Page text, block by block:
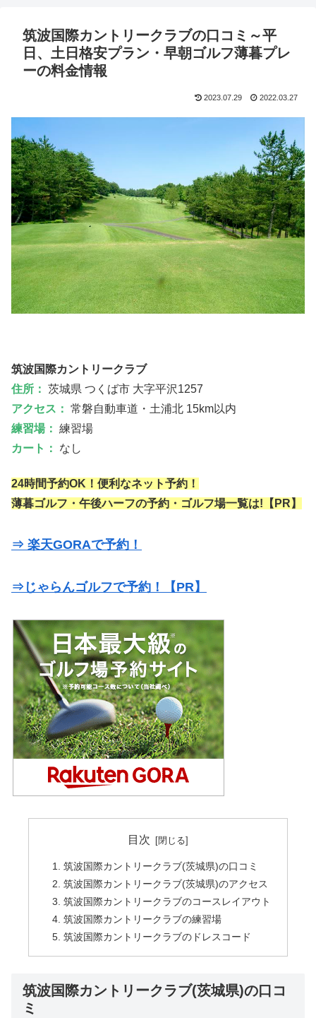
筑波国際カントリークラブの口コミ～平
日、土日格安プラン・早朝ゴルフ薄暮プレ
ーの料金情報
2023.07.29 2022.03.27
筑波国際カントリークラブ
住所： 茨城県 つくば市 大字平沢1257
アクセス： 常磐自動車道・土浦北 15km以内
練習場： 練習場
カート：
なし
24時間予約OK！便利なネット予約！
薄暮ゴルフ・午後ハーフの予約・ゴルフ場一覧は!【PR】
⇒ 楽天GORAで予約！
⇒じゃらんゴルフで予約！【PR】
目次
筑波国際カントリークラブ(茨城県)の口コミ
筑波国際カントリークラブ(茨城県)のアクセス
筑波国際カントリークラブのコースレイアウト
筑波国際カントリークラブの練習場
筑波国際カントリークラブのドレスコード
筑波国際カントリークラブ(茨城県)の口コ
ミ